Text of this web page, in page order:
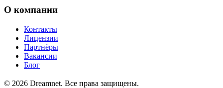
О компании
Контакты
Лицензии
Партнёры
Вакансии
Блог
© 2026 Dreamnet. Все права защищены.